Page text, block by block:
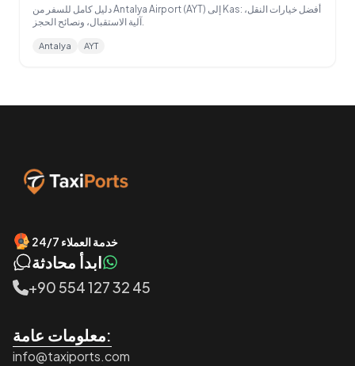
دليل كامل للسفر من Antalya Airport (AYT) إلى Kas: أفضل خيارات النقل،
آلية الاستقبال، ونصائح الحجز.
Antalya AYT
خدمة العملاء 24/7
ابدأ محادثة
+90 554 127 32 45
معلومات عامة:
info@taxiports.com